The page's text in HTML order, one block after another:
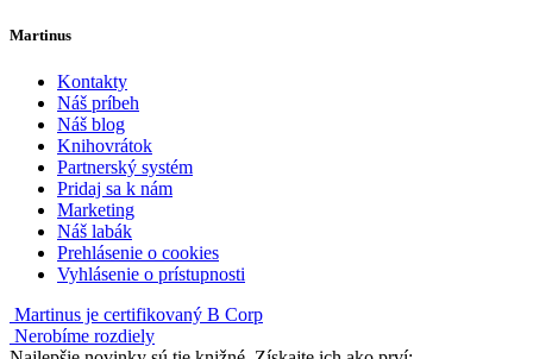
Martinus
Kontakty
Náš príbeh
Náš blog
Knihovrátok
Partnerský systém
Pridaj sa k nám
Marketing
Náš labák
Prehlásenie o cookies
Vyhlásenie o prístupnosti
Martinus je certifikovaný B Corp
Nerobíme rozdiely